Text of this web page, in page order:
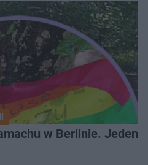
w Berlinie. Jeden